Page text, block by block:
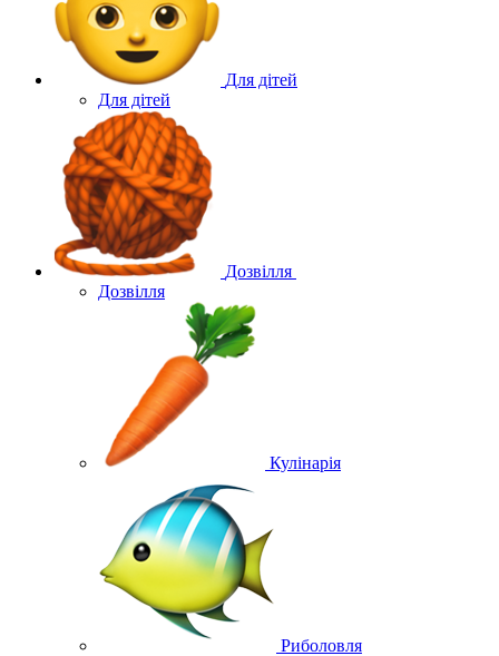
Для дітей
Для дітей
Дозвілля
Дозвілля
Кулінарія
Риболовля